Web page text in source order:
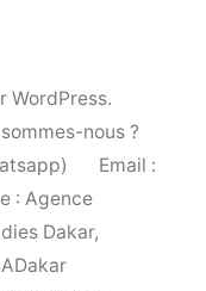
WordPress.
nous ?
Email :
: Agence
Dakar,